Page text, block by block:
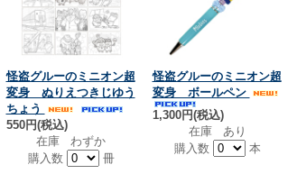
怪盗グルーのミニオン超
変身 ぬりえつきじゆう
ちょう
550円(税込)
在庫 わずか
購入数
冊
怪盗グルーのミニオン超
変身 ボールペン
1,300円(税込)
在庫 あり
購入数
本